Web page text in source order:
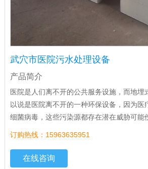
武穴市医院污水处理设备
产品简介
医院是人们离不开的公共服务设施，而地埋
以说是医院离不开的一种环保设备，因为医
细菌病毒，这些污染源都存在潜在威胁可能
订购热线：15963635951
在线咨询